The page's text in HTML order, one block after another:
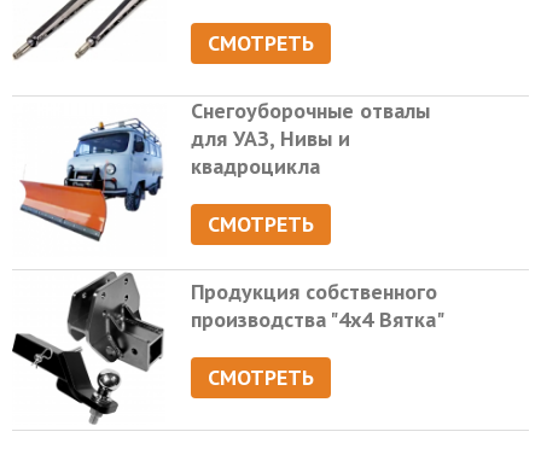
СМОТРЕТЬ
Снегоуборочные отвалы
для УАЗ, Нивы и
квадроцикла
СМОТРЕТЬ
Продукция собственного
производства "4х4 Вятка"
СМОТРЕТЬ